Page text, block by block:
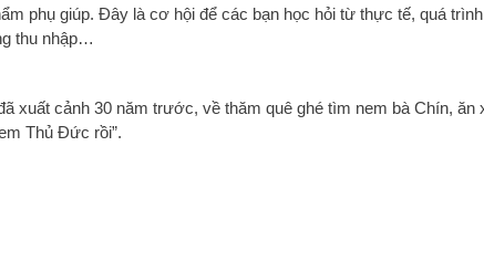
phụ giúp. Đây là cơ hội để các bạn học hỏi từ thực tế, quá
thu nhập…
xuất cảnh 30 năm trước, về thăm quê ghé tìm nem bà Chín, ăn
Thủ Đức rồi”.